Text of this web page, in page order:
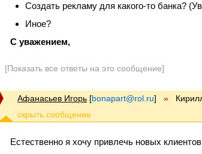
Создать рекламу для какого-то банка?
Иное?
С уважением,
[Показать все ответы на это сообщение]
Афанасьев Игорь [bonapart@rol.ru] »
Естественно я хочу привлечь новых